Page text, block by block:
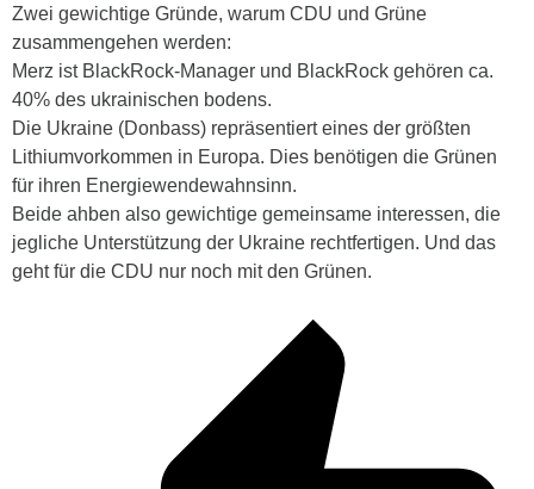
Zwei gewichtige Gründe, warum CDU und Grüne
zusammengehen werden:
Merz ist BlackRock-Manager und BlackRock gehören ca.
40% des ukrainischen bodens.
Die Ukraine (Donbass) repräsentiert eines der größten
Lithiumvorkommen in Europa. Dies benötigen die Grünen
für ihren Energiewendewahnsinn.
Beide ahben also gewichtige gemeinsame interessen, die
jegliche Unterstützung der Ukraine rechtfertigen. Und das
geht für die CDU nur noch mit den Grünen.